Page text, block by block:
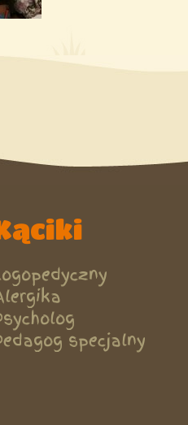
specjalny